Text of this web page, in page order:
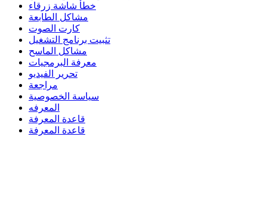
خطأ شاشة زرقاء
مشاكل الطابعة
كارت الصوت
تثبيت برنامج التشغيل
مشاكل الماسح
معرفة البرمجيات
تحرير الفيديو
مراجعة
سياسة الخصوصية
المعرفه
قاعدة المعرفة
قاعدة المعرفة